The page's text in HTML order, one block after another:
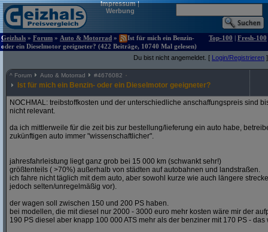
Impressum|
Werbung
Geizhals » Forum » Auto & Motorrad »
Ist für mich ein Benzin-
oder ein Dieselmotor geeigneter? (422 Beiträge, 10740 Mal gelesen)
Top-100 | Fresh-100
Du bist nicht angemeldet. [ Login/Registrieren ]
^ Forum Auto & Motorrad #4676082
Ist für mich ein Benzin- oder ein Dieselmotor geeigneter?
NOCHMAL: treibstoffkosten und der unterschiedliche anschaffungspreis sind
nicht relevant.
da ich mittlerweile für die zeit bis zur bestellung/lieferung ein auto habe,
zukünftigen auto immer "wissenschaftlicher".
jahresfahrleistung liegt ganz grob bei 15 000 km (schwankt sehr!)
größtenteils ( >70%) außerhalb von städten auf autobahnen und landstraßen.
ich fahre nicht täglich mit dem auto, aber sowohl kurze wie auch längere
jedoch selten/unregelmäßig vor).
der wagen soll zwischen 150 und 200 PS haben.
bei modellen, die mit diesel nur 2000 - 3000 euro mehr kosten wäre mir der
190 PS diesel aber knapp 100 000 ATS mehr als der benziner mit 170 PS - das